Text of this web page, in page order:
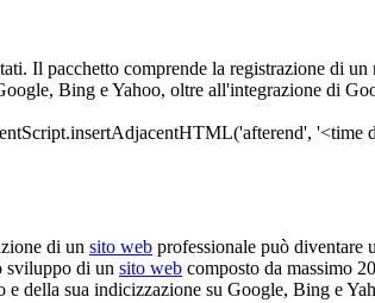
Il pacchetto comprende la registrazione di
Bing e Yahoo, oltre all'integrazione di
di un sito web professionale può diventare
sviluppo di un sito web composto da massimo
della sua indicizzazione su Google, Bing e